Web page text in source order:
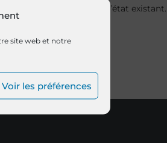
site web et notre
Voir les préférences
par la mise à jour de l’état existant.